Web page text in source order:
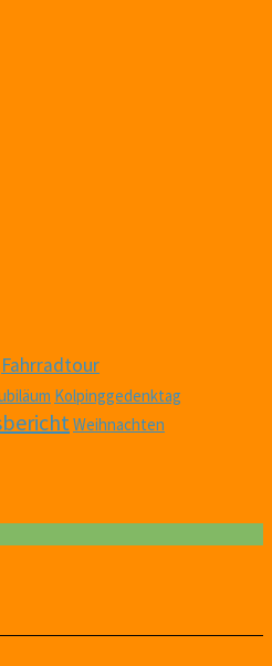
Fahrradtour
Kolpinggedenktag
Weihnachten